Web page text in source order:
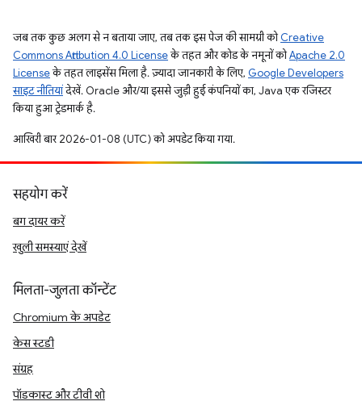
जब तक कुछ अलग से न बताया जाए, तब तक इस पेज की सामग्री कोCreative
Commons Attribution 4.0 Licenseके तहत और कोड के नमूनों कोApache 2.0
Licenseके तहत लाइसेंस मिला है. ज़्यादा जानकारी के लिए, Google Developers
साइट नीतियांदेखें. Oracle और/या इससे जुड़ी हुई कंपनियों का, Java एक रजिस्टर
किया हुआ ट्रेडमार्क है.
आखिरी बार 2026-01-08 (UTC) को अपडेट किया गया.
सहयोग करें
बग दायर करें
खुली समस्याएं देखें
मिलता-जुलता कॉन्टेंट
Chromium के अपडेट
केस स्टडी
संग्रह
पॉडकास्ट और टीवी शो